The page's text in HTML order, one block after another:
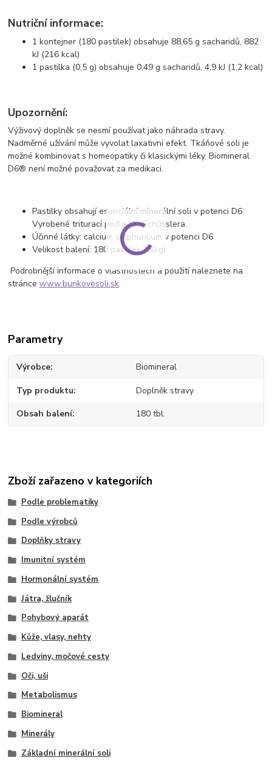
Nutriční informace:
1 kontejner (180 pastilek) obsahuje 88,65 g sacharidů, 882
kJ (216 kcal)
1 pastilka (0,5 g) obsahuje 0,49 g sacharidů, 4,9 kJ (1,2 kcal)
Upozornění:
Výživový doplněk se nesmí používat jako náhrada stravy.
Nadměrné užívání může vyvolat laxativní efekt. Tkáňové soli je
možné kombinovat s homeopatiky či klasickými léky. Biomineral
D6® není možné považovat za medikaci.
Pastilky obsahují esenciální minerální soli v potenci D6.
Vyrobené triturací podle Dr. Schűsslera.
Účinné látky:​ calcium sulphuricum v potenci D6
Velikost balení:​ 180 pastilek (90 g)
Podrobnější informace o vlastnostech a použití naleznete na
stráncewww.bunkovesoli.sk
Parametry
Výrobce Biomineral
Typ produktu Doplněk stravy
Obsah balení 180 tbl.
Zboží zařazeno v kategoriích
Podle problematiky
Podle výrobců
Doplňky stravy
Imunitní systém
Hormonální systém
Játra, žlučník
Pohybový aparát
Kůže, vlasy, nehty
Ledviny, močové cesty
Oči, uši
Metabolismus
Biomineral
Minerály
Základní minerální soli